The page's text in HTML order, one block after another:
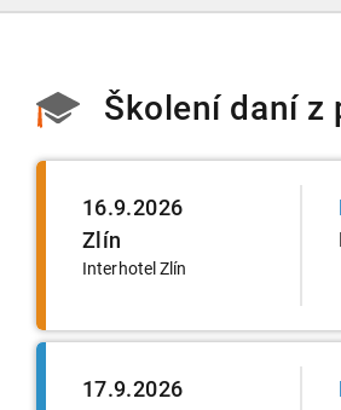
Školení daní z
16.9.2026
Zlín
Interhotel Zlín
17.9.2026